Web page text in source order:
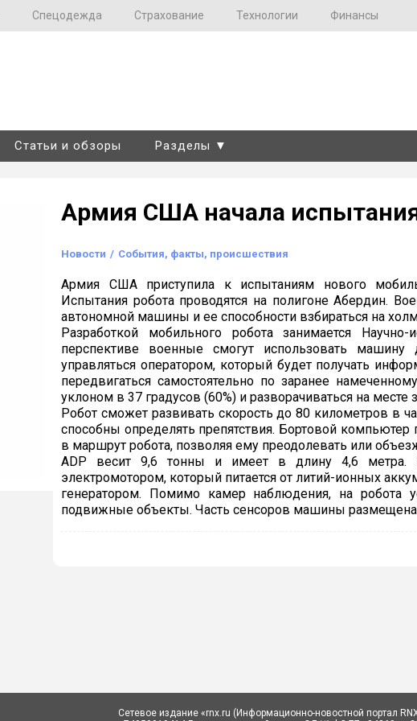
Спецодежда Страхование Технологии Финансы
Статьи и обзоры Разделы ▼
Армия США начала
Новости / События, факты, происшествия
Армия США приступила к испытаниям нового
Испытания робота проводятся на полигоне Абердин.
автономной машины и ее способности взбираться на
Разработкой мобильного робота занимается
перспективе военные смогут использовать
управляться оператором, который будет получать
передвигаться самостоятельно по заранее
уклоном в 37 градусов (60%) и разворачиваться на
Робот сможет развивать скорость до 80 километров в
способны определять препятствия. Бортовой
в маршрут робота, позволяя ему преодолевать или
ADP весит 9,6 тонны и имеет в длину 4,6 метра.
электромотором, который питается от литий-ионных
генератором. Помимо камер наблюдения, на робота
подвижные объекты. Часть сенсоров машины размещена
Сетевое издание «rnx.ru (Информационно-новостной портал